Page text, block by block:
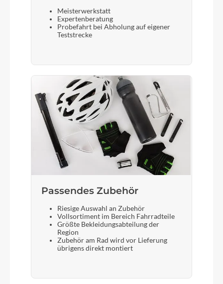
Meisterwerkstatt
Expertenberatung
Probefahrt bei Abholung auf eigener
Teststrecke
Passendes Zubehör
Riesige Auswahl an Zubehör
Vollsortiment im Bereich Fahrradteile
Größte Bekleidungsabteilung der
Region
Zubehör am Rad wird vor Lieferung
übrigens direkt montiert